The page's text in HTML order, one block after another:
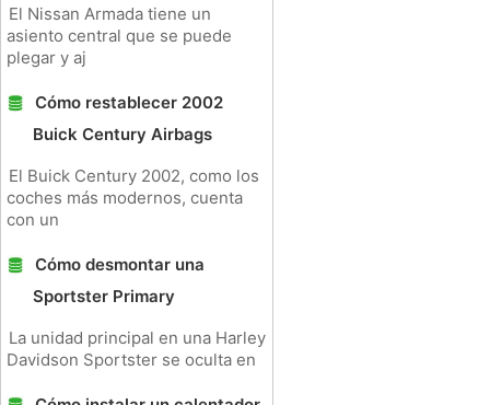
El Nissan Armada tiene un
asiento central que se puede
plegar y aj
Cómo restablecer 2002
Buick Century Airbags
El Buick Century 2002, como los
coches más modernos, cuenta
con un
Cómo desmontar una
Sportster Primary
La unidad principal en una Harley
Davidson Sportster se oculta en